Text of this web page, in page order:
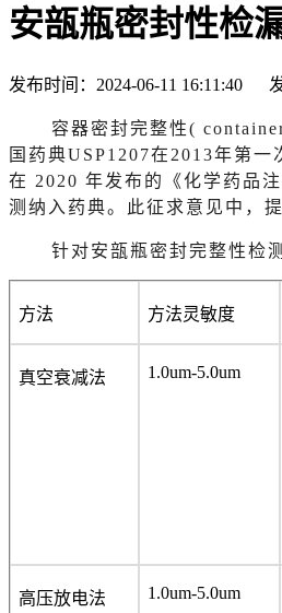
安瓿瓶密封性检
发布时间：2024-06-11 16:11:40
容器密封完整性(
国药典USP1207在2013年第
在 2020 年发布的《化学药品
测纳入药典。此征求意见中，
针对安瓿瓶密封完整性检
方法 方法灵敏度
真空衰减法 1.0um-5.0um
高压放电法 1.0um-5.0um